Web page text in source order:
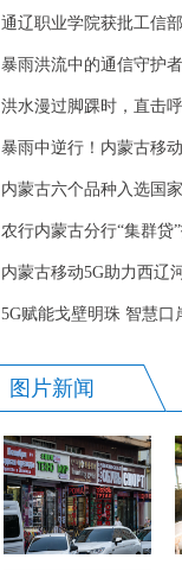
闹开演
通辽职业学院获批工信
共建单位
暴雨洪流中的通信守护
抢通“生命线”
洪水漫过脚踝时，直击
暴雨中逆行！内蒙古移
线”
内蒙古六个品种入选国
目录
农行内蒙古分行“集群贷
金融服务新路径
内蒙古移动5G助力西辽
5G赋能戈壁明珠 智慧口
图片新闻